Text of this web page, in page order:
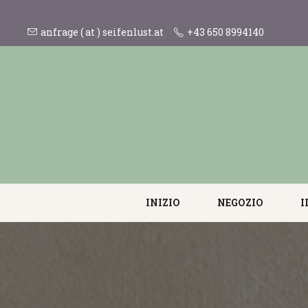
anfrage ( at ) seifenlust.at +43 650 8994140
INIZIO NEGOZIO